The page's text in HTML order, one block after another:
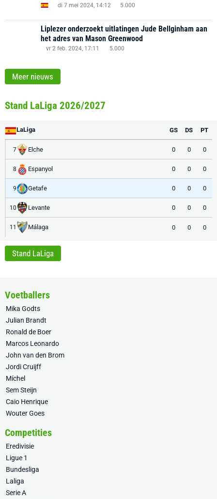
di 7 mei 2024, 14:12 5.000
Liplezer onderzoekt uitlatingen Jude Bellginham aan
het adres van Mason Greenwood
vr 2 feb. 2024, 17:11 5.000
Meer nieuws
Stand LaLiga 2026/2027
LaLiga GS DS PT
7 Elche 0 0 0
8 Espanyol 0 0 0
9 Getafe 0 0 0
10 Levante 0 0 0
11 Málaga 0 0 0
Stand LaLiga
Voetballers
Mika Godts
Julian Brandt
Ronald de Boer
Marcos Leonardo
John van den Brom
Jordi Cruijff
Míchel
Sem Steijn
Caio Henrique
Wouter Goes
Competities
Eredivisie
Ligue 1
Bundesliga
Laliga
Serie A